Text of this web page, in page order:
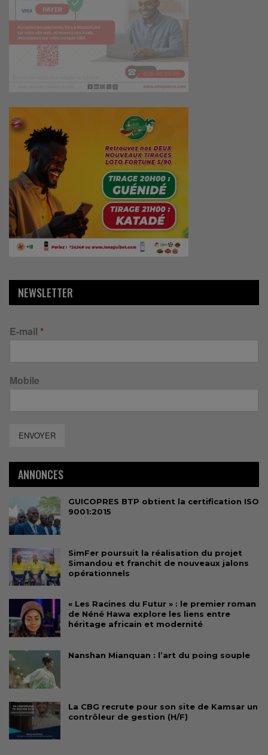
NEWSLETTER
E-mail *
Mobile
ENVOYER
ANNONCES
GUICOPRES BTP obtient la certification ISO
9001:2015
SimFer poursuit la réalisation du projet
Simandou et franchit de nouveaux jalons
opérationnels
« Les Racines du Futur » : le premier roman
de Néné Hawa explore les liens entre
héritage africain et modernité
Nanshan Mianquan : l’art du poing souple
La CBG recrute pour son site de Kamsar un
contrôleur de gestion (H/F)